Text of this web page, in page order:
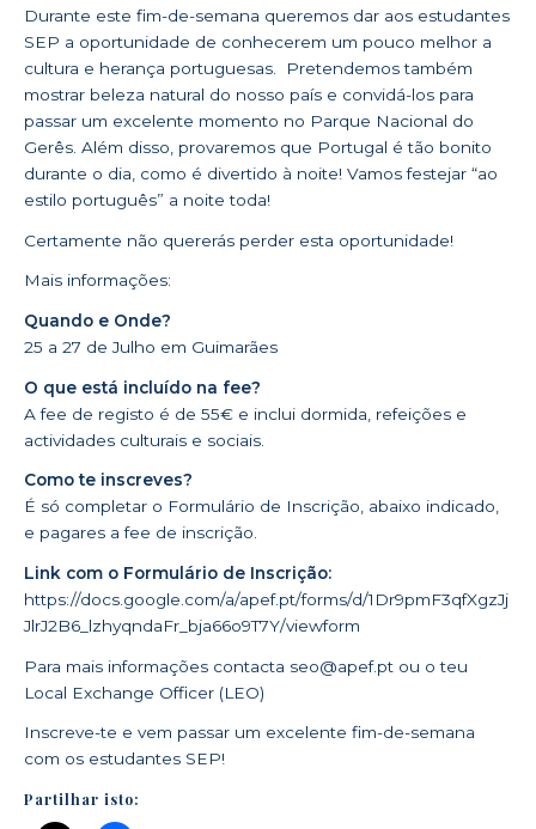
Durante este fim-de-semana queremos dar aos estudantes
SEP a oportunidade de conhecerem um pouco melhor a
cultura e herança portuguesas.
Pretendemos também
mostrar beleza natural do nosso país e convidá-los para
passar um excelente momento no Parque Nacional do
Gerês. Além disso, provaremos que Portugal é tão bonito
durante o dia, como é divertido à noite! Vamos festejar “ao
estilo português” a noite toda!
Certamente não quererás perder esta oportunidade!
Mais informações:
Quando e Onde?
25 a 27 de Julho em Guimarães
O que está incluído na fee?
A fee de registo é de 55€ e inclui dormida, refeições e
actividades culturais e sociais.
Como te inscreves?
É só completar o Formulário de Inscrição, abaixo indicado,
e pagares a fee de inscrição.
Link com o Formulário de Inscrição:
https://docs.google.com/a/apef.pt/forms/d/1Dr9pmF3qfXgzJj
JlrJ2B6_lzhyqndaFr_bja66o9T7Y/viewform
Para mais informações contacta seo@apef.pt ou o teu
Local Exchange Officer (LEO)
Inscreve-te e vem passar um excelente fim-de-semana
com os estudantes SEP!
Partilhar isto: